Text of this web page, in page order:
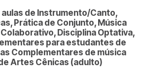
de Instrumento/Canto,
Prática de Conjunto, Música
Disciplina Optativa,
para estudantes de
Complementares de música
Artes Cênicas (adulto)